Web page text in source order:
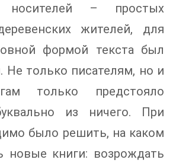
– простых
жителей, для
формой текста был
Не только писателям, но и
только предстояло
из ничего. При
было решить, на каком
новые книги: возрождать